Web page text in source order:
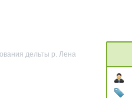
дельты р. Лена